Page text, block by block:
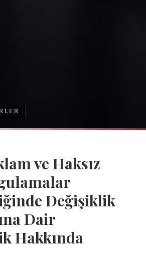
ve Haksız
Değişiklik
Dair
Hakkında